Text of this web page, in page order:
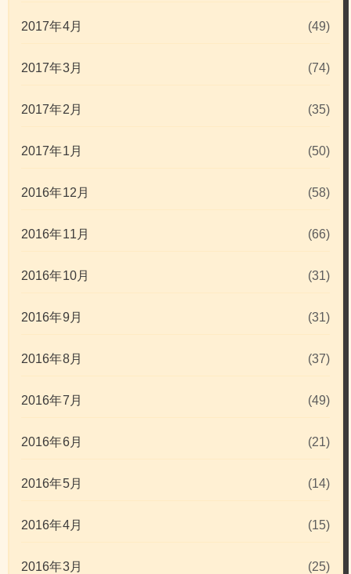
2017年4月 (49)
2017年3月 (74)
2017年2月 (35)
2017年1月 (50)
2016年12月 (58)
2016年11月 (66)
2016年10月 (31)
2016年9月 (31)
2016年8月 (37)
2016年7月 (49)
2016年6月 (21)
2016年5月 (14)
2016年4月 (15)
2016年3月 (25)